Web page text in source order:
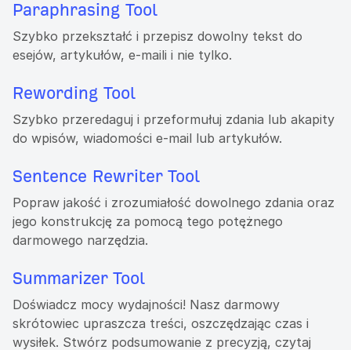
Paraphrasing Tool
Szybko przekształć i przepisz dowolny tekst do
esejów, artykułów, e-maili i nie tylko.
Rewording Tool
Szybko przeredaguj i przeformułuj zdania lub akapity
do wpisów, wiadomości e-mail lub artykułów.
Sentence Rewriter Tool
Popraw jakość i zrozumiałość dowolnego zdania oraz
jego konstrukcję za pomocą tego potężnego
darmowego narzędzia.
Summarizer Tool
Doświadcz mocy wydajności! Nasz darmowy
skrótowiec upraszcza treści, oszczędzając czas i
wysiłek. Stwórz podsumowanie z precyzją, czytaj